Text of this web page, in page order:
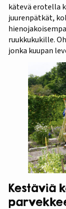
kätevä erotella
juurenpätkät,
ruukkukukille.
jonka kuupan
Kestäviä